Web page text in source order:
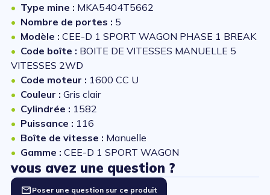
Type mine : MKA5404T5662
Nombre de portes : 5
Modèle : CEE-D 1 SPORT WAGON PHASE 1 BREAK
Code boîte : BOITE DE VITESSES MANUELLE 5
VITESSES 2WD
Code moteur : 1600 CC U
Couleur : Gris clair
Cylindrée : 1582
Puissance : 116
Boîte de vitesse : Manuelle
Gamme : CEE-D 1 SPORT WAGON
vous avez une question ?
Poser une question sur ce produit